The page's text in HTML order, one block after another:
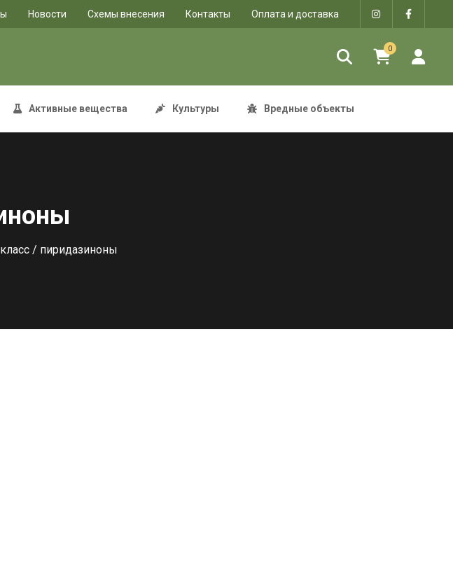
Новости Схемы внесения Контакты Оплата и доставка
0
Активные вещества Культуры Вредные объекты
/ пиридазиноны